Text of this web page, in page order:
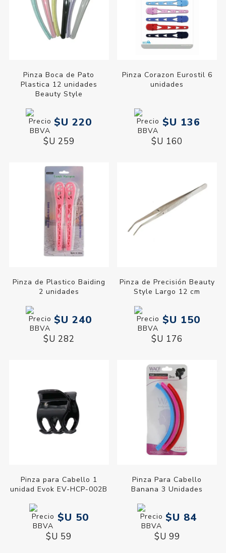
Pinza Boca de Pato
Plastica 12 unidades
Beauty Style
$U 220
$U 259
Pinza Corazon Eurostil 6
unidades
$U 136
$U 160
Pinza de Plastico Baiding
2 unidades
$U 240
$U 282
Pinza de Precisión Beauty
Style Largo 12 cm
$U 150
$U 176
Pinza para Cabello 1
unidad Evok EV-HCP-002B
$U 50
$U 59
Pinza Para Cabello
Banana 3 Unidades
$U 84
$U 99